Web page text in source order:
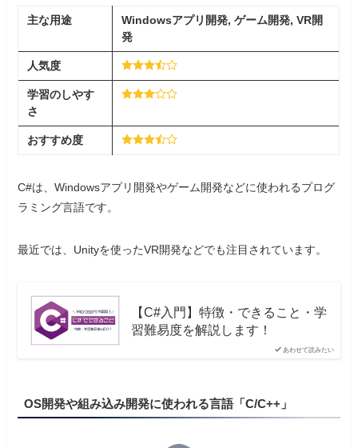
主な用途
Windowsアプリ開発, ゲーム開発, VR開
発
人気度
学習のしやす
さ
おすすめ度
C#は、Windowsアプリ開発やゲーム開発などに使われるプログ
ラミング言語です。
最近では、Unityを使ったVR開発などでも注目されています。
あわせて読みたい
【C#入門】特徴・できること・学
習難易度を解説します！
OS開発や組み込み開発に使われる言語「C/C++」